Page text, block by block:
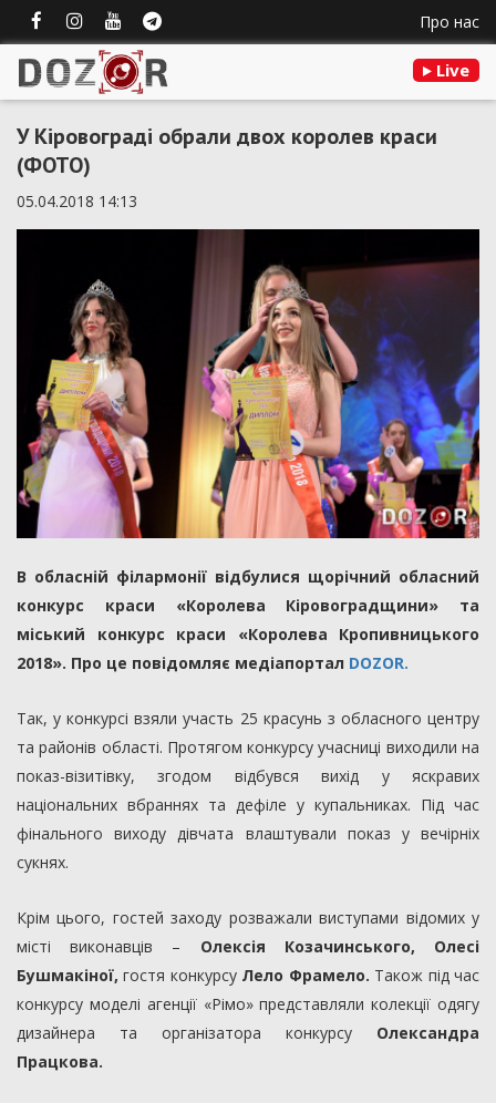
Про нас
Live
У Кіровограді обрали двох королев краси
(ФОТО)
05.04.2018 14:13
В обласній філармонії відбулися щорічний обласний
конкурс краси «Королева Кіровоградщини» та
міський конкурс краси «Королева Кропивницького
2018». Про це повідомляє медіапортал DOZOR.
Так, у конкурсі взяли участь 25 красунь з обласного центру
та районів області. Протягом конкурсу учасниці виходили на
показ-візитівку, згодом відбувся вихід у яскравих
національних вбраннях та дефіле у купальниках. Під час
фінального виходу дівчата влаштували показ у вечірніх
сукнях.
Крім цього, гостей заходу розважали виступами відомих у
місті виконавців – Олексія Козачинського, Олесі
Бушмакіної, гостя конкурсу Лело Фрамело. Також під час
конкурсу моделі агенції «Рімо» представляли колекції одягу
дизайнера та організатора конкурсу Олександра
Працкова.